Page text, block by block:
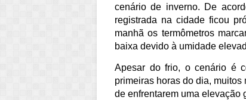
cenário de inverno. De
registrada na cidade ficou
manhã os termômetros
baixa devido à umidade
Apesar do frio, o cenário é
primeiras horas do dia,
de enfrentarem uma elevação